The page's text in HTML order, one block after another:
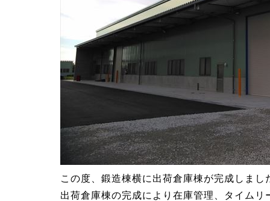
この度、鍛造棟横に出荷倉庫棟が完成しまし
出荷倉庫棟の完成により在庫管理、タイム